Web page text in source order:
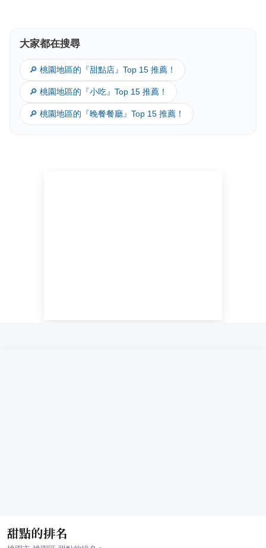
大家都在搜尋
🔎 桃園地區的『甜點店』Top 15 推薦！
🔎 桃園地區的『小吃』Top 15 推薦！
🔎 桃園地區的『晚餐餐廳』Top 15 推薦！
甜點的排名